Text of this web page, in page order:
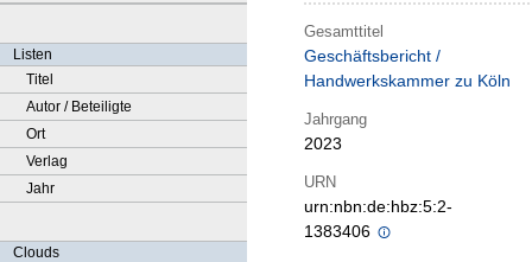
Listen
Titel
Autor / Beteiligte
Ort
Verlag
Jahr
Clouds
Gesamttitel
Geschäftsbericht /
Handwerkskammer zu Köln
Jahrgang
2023
URN
urn:nbn:de:hbz:5:2-
1383406